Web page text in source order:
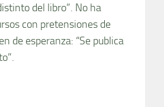
del libro”. No ha
con pretensiones de
de esperanza: “Se publica